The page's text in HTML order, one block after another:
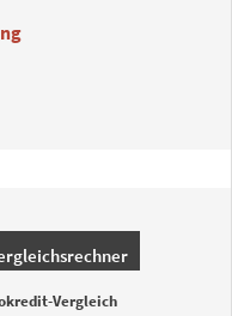
Vergleich